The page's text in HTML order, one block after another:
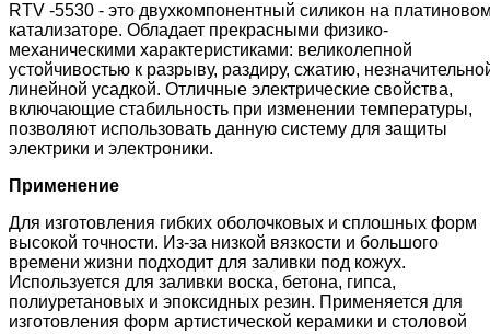
RTV -5530 - это двухкомпонентный силикон на
катализаторе. Обладает прекрасными физико-
механическими характеристиками: великолепной
устойчивостью к разрыву, раздиру, сжатию,
линейной усадкой. Отличные электрические свойства,
включающие стабильность при изменении температуры,
позволяют использовать данную систему для защиты
электрики и электроники.
Применение
Для изготовления гибких оболочковых и сплошных форм
высокой точности. Из-за низкой вязкости и большого
времени жизни подходит для заливки под кожух.
Используется для заливки воска, бетона, гипса,
полиуретановых и эпоксидных резин. Применяется для
изготовления форм артистической керамики и столовой